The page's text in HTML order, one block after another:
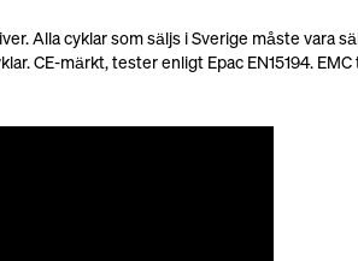
Alla cyklar som säljs i Sverige måste vara
CE-märkt, tester enligt Epac EN15194.